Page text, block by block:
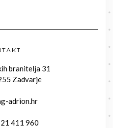
branitelja 31
Zadvarje
adrion.hr
411 960